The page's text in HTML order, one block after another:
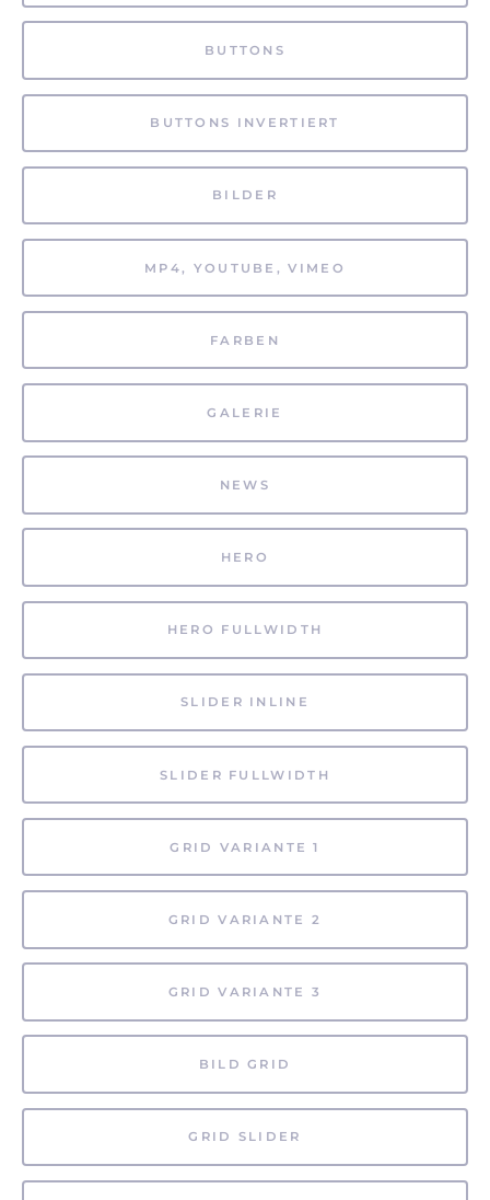
BUTTONS
BUTTONS INVERTIERT
BILDER
MP4, YOUTUBE, VIMEO
FARBEN
GALERIE
NEWS
HERO
HERO FULLWIDTH
SLIDER INLINE
SLIDER FULLWIDTH
GRID VARIANTE 1
GRID VARIANTE 2
GRID VARIANTE 3
BILD GRID
GRID SLIDER